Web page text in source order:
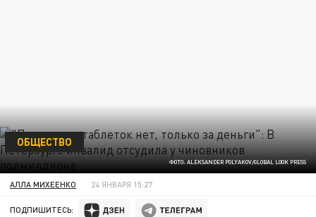
ФОТО: ALEKSANDER POLYAKOV/GLOBAL LOOK PRESS
ОБЩЕСТВО
АЛЛА МИХЕЕНКО 24 ЯНВАРЯ 15:27
ПОДПИШИТЕСЬ: